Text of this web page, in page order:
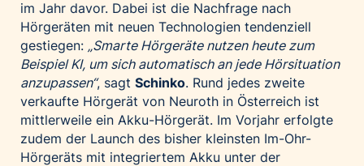
im Jahr davor. Dabei ist die Nachfrage nach
Hörgeräten mit neuen Technologien tendenziell
gestiegen: „Smarte Hörgeräte nutzen heute zum
Beispiel KI, um sich automatisch an jede Hörsituation
anzupassen“, sagt Schinko. Rund jedes zweite
verkaufte Hörgerät von Neuroth in Österreich ist
mittlerweile ein Akku-Hörgerät. Im Vorjahr erfolgte
zudem der Launch des bisher kleinsten Im-Ohr-
Hörgeräts mit integriertem Akku unter der